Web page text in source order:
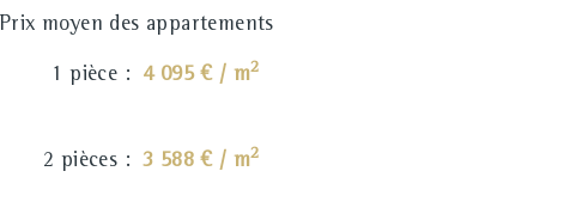
Prix moyen des appartements
1 pièce : 4 095 € / m2
2 pièces : 3 588 € / m2